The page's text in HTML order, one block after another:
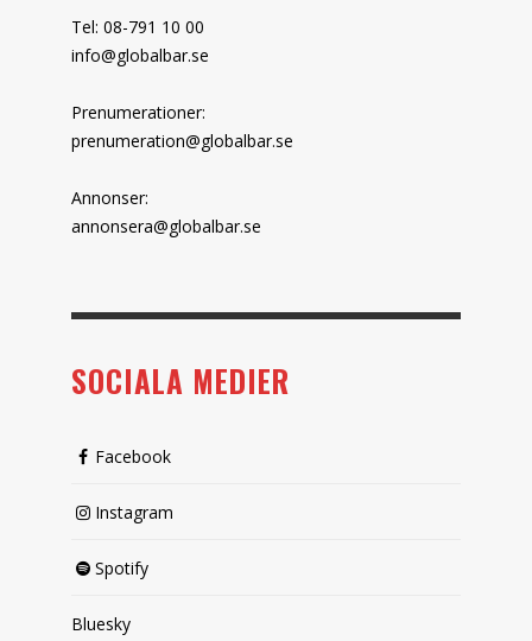
Tel: 08-791 10 00
info@globalbar.se
Prenumerationer:
prenumeration@globalbar.se
Annonser:
annonsera@globalbar.se
SOCIALA MEDIER
Facebook
Instagram
Spotify
Bluesky